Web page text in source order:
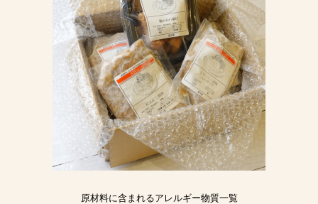
原材料に含まれるアレルギー物質一覧